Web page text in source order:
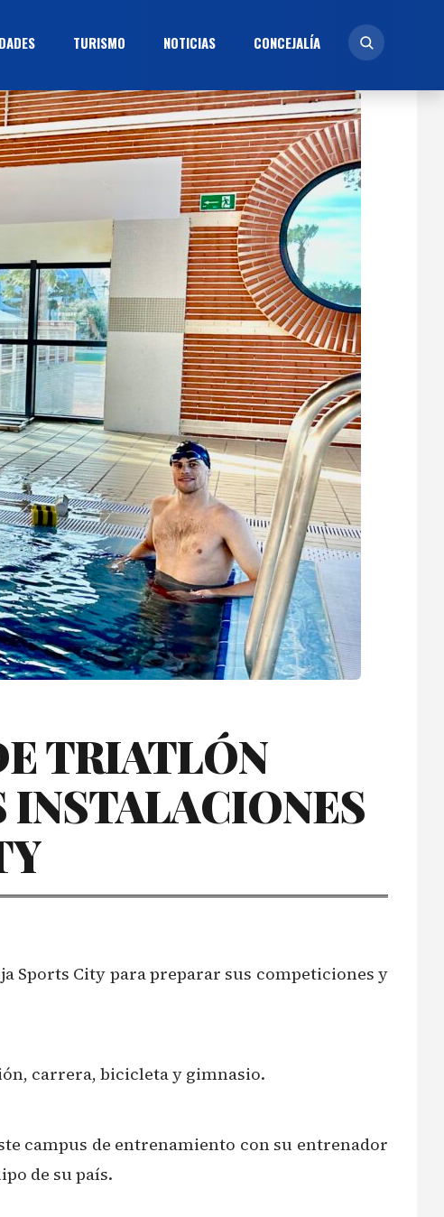
TURISMO NOTICIAS CONCEJALÍ­A
TRIATLÓN
INSTALACIONES
Sports City para preparar sus competiciones y
carrera, bicicleta y gimnasio.
campus de entrenamiento con su entrenador
de su país.